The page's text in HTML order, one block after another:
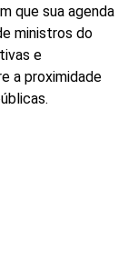
que sua agenda
ministros do
e
a proximidade